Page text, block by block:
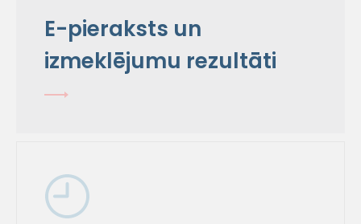
E-pieraksts un
izmeklējumu rezultāti